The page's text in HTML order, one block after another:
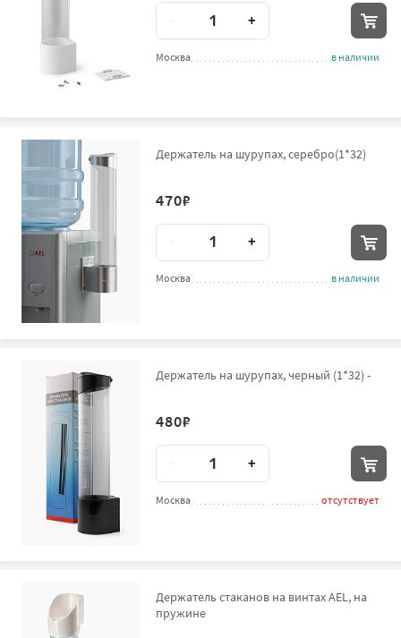
Количество
+
Москва в наличии
Держатель на шурупах, серебро(1*32)
470₽
Количество
+
Москва в наличии
Держатель на шурупах, черный (1*32) -
480₽
+
Москва отсутствует
Держатель стаканов на винтах AEL, на
пружине